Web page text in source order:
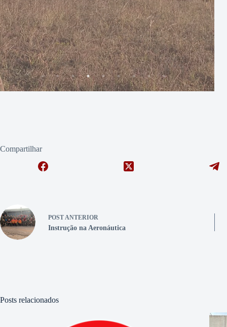
Compartilhar
POST ANTERIOR
Instrução na Aeronáutica
Posts relacionados